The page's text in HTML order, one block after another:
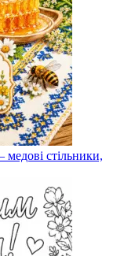
стільники,